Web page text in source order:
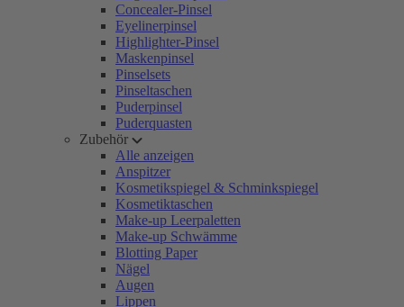
Concealer-Pinsel
Eyelinerpinsel
Highlighter-Pinsel
Maskenpinsel
Pinselsets
Pinseltaschen
Puderpinsel
Puderquasten
Zubehör
Alle anzeigen
Anspitzer
Kosmetikspiegel & Schminkspiegel
Kosmetiktaschen
Make-up Leerpaletten
Make-up Schwämme
Blotting Paper
Nägel
Augen
Lippen